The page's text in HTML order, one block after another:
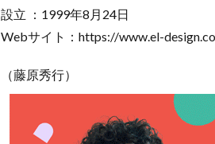
設立 ：1999年8月24日
Webサイト：https://www.el-
（藤原秀行）